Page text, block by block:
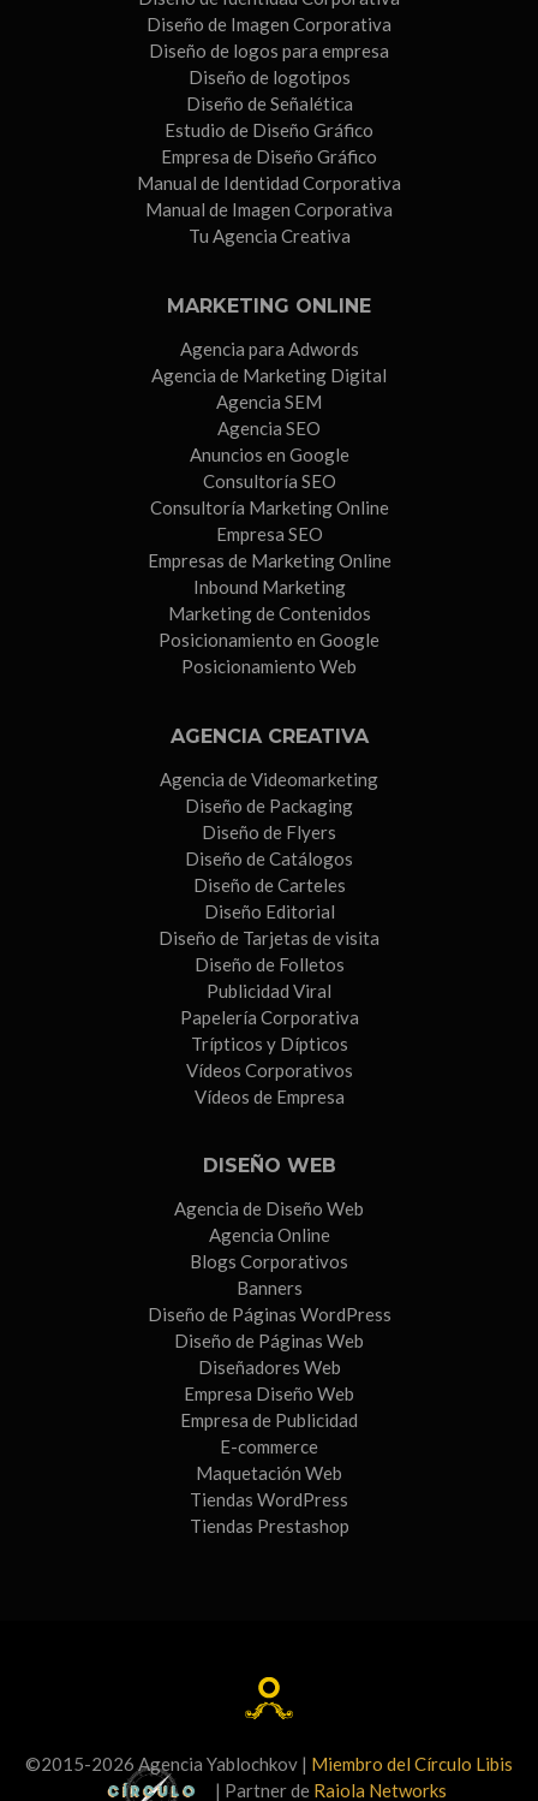
Diseño de Imagen Corporativa
Diseño de logos para empresa
Diseño de logotipos
Diseño de Señalética
Estudio de Diseño Gráfico
Empresa de Diseño Gráfico
Manual de Identidad Corporativa
Manual de Imagen Corporativa
Tu Agencia Creativa
MARKETING ONLINE
Agencia para Adwords
Agencia de Marketing Digital
Agencia SEM
Agencia SEO
Anuncios en Google
Consultoría SEO
Consultoría Marketing Online
Empresa SEO
Empresas de Marketing Online
Inbound Marketing
Marketing de Contenidos
Posicionamiento en Google
Posicionamiento Web
AGENCIA CREATIVA
Agencia de Videomarketing
Diseño de Packaging
Diseño de Flyers
Diseño de Catálogos
Diseño de Carteles
Diseño Editorial
Diseño de Tarjetas de visita
Diseño de Folletos
Publicidad Viral
Papelería Corporativa
Trípticos y Dípticos
Vídeos Corporativos
Vídeos de Empresa
DISEÑO WEB
Agencia de Diseño Web
Agencia Online
Blogs Corporativos
Banners
Diseño de Páginas WordPress
Diseño de Páginas Web
Diseñadores Web
Empresa Diseño Web
Empresa de Publicidad
E-commerce
Maquetación Web
Tiendas WordPress
Tiendas Prestashop
©2015-2026 Agencia Yablochkov | Miembro del Círculo Libis
| Partner de Raiola Networks